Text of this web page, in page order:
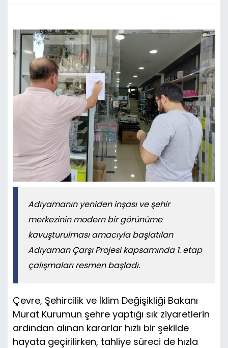
Adıyamanın yeniden inşası ve şehir
merkezinin modern bir görünüme
kavuşturulması amacıyla başlatılan
Adıyaman Çarşı Projesi kapsamında 1. etap
çalışmaları resmen başladı.
Çevre, Şehircilik ve İklim Değişikliği Bakanı
Murat Kurumun şehre yaptığı sık ziyaretlerin
ardından alınan kararlar hızlı bir şekilde
hayata geçirilirken, tahliye süreci de hızla